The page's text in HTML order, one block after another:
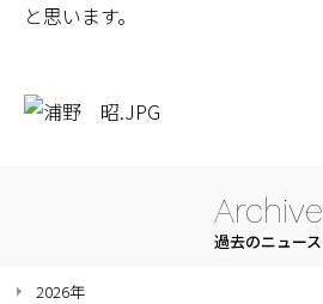
と思います。
Archive
過去のニュース
2026年